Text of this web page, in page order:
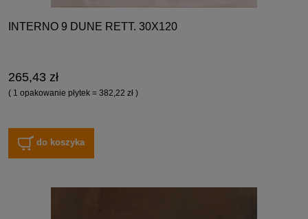
INTERNO 9 DUNE RETT. 30X120
265,43 zł
( 1 opakowanie płytek = 382,22 zł )
do koszyka